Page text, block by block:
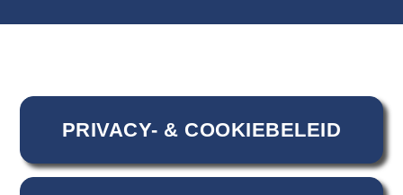
PRIVACY- & COOKIEBELEID